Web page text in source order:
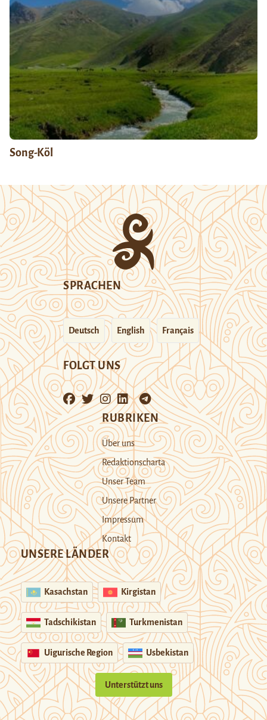
Song-Köl
SPRACHEN
Deutsch English Français
FOLGT UNS
RUBRIKEN
Über uns
Redaktionscharta
Unser Team
Unsere Partner
Impressum
Kontakt
UNSERE LÄNDER
Kasachstan Kirgistan
Tadschikistan Turkmenistan
Uigurische Region Usbekistan
Unterstützt uns